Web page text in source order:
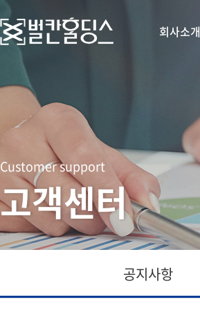
회사소개
Customer support
고객센터
공지사항